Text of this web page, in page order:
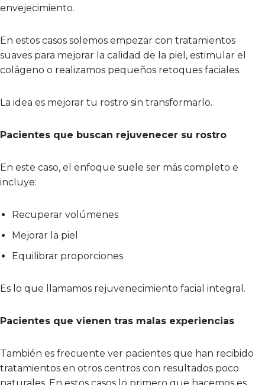
envejecimiento.
En estos casos solemos empezar con tratamientos
suaves para mejorar la calidad de la piel, estimular el
colágeno o realizamos pequeños retoques faciales.
La idea es mejorar tu rostro sin transformarlo.
Pacientes que buscan rejuvenecer su rostro
En este caso, el enfoque suele ser más completo e
incluye:
Recuperar volúmenes
Mejorar la piel
Equilibrar proporciones
Es lo que llamamos rejuvenecimiento facial integral.
Pacientes que vienen tras malas experiencias
También es frecuente ver pacientes que han recibido
tratamientos en otros centros con resultados poco